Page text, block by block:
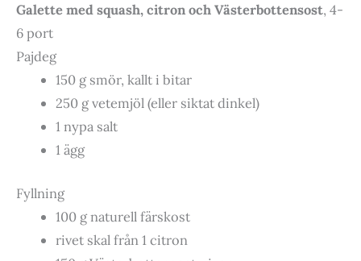
Galette med squash, citron och Västerbottensost, 4-
6 port
Pajdeg
150 g smör, kallt i bitar
250 g vetemjöl (eller siktat dinkel)
1 nypa salt
1 ägg
Fyllning
100 g naturell färskost
rivet skal från 1 citron